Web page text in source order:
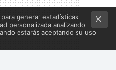
generar estadísticas
personalizada analizando
estarás aceptando su uso.